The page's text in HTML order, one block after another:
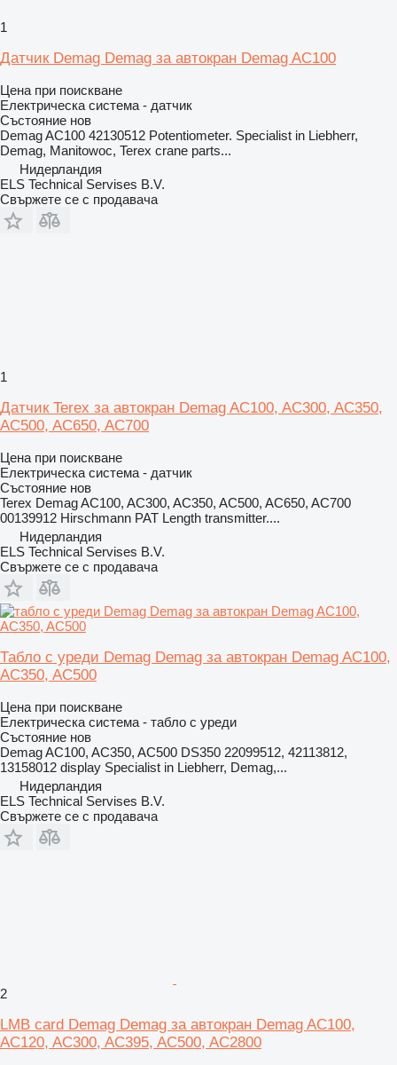
1
Датчик Demag Demag за автокран Demag AC100
Цена при поискване
Електрическа система - датчик
Състояние нов
Demag AC100 42130512 Potentiometer. Specialist in Liebherr,
Demag, Manitowoc, Terex crane parts...
Нидерландия
ELS Technical Servises B.V.
Свържете се с продавача
1
Датчик Terex за автокран Demag AC100, AC300, AC350,
AC500, AC650, AC700
Цена при поискване
Електрическа система - датчик
Състояние нов
Terex Demag AC100, AC300, AC350, AC500, AC650, AC700
00139912 Hirschmann PAT Length transmitter....
Нидерландия
ELS Technical Servises B.V.
Свържете се с продавача
Табло с уреди Demag Demag за автокран Demag AC100,
AC350, AC500
Цена при поискване
Електрическа система - табло с уреди
Състояние нов
Demag AC100, AC350, AC500 DS350 22099512, 42113812,
13158012 display Specialist in Liebherr, Demag,...
Нидерландия
ELS Technical Servises B.V.
Свържете се с продавача
2
LMB card Demag Demag за автокран Demag AC100,
AC120, AC300, AC395, AC500, AC2800